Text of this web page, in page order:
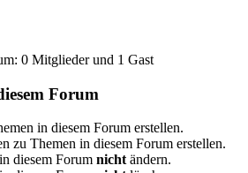
0 Mitglieder und 1 Gast
Forum
in diesem Forum erstellen.
zu Themen in diesem Forum erstellen.
diesem Forum nicht ändern.